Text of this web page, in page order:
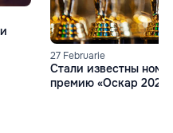
27 Februarie
Стали известны
премию «Оскар 2024»